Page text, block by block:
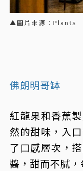
▲圖片來源：Plants
佛朗明哥缽
紅龍果和香蕉
然的甜味，入
了口感層次，
醬，甜而不膩